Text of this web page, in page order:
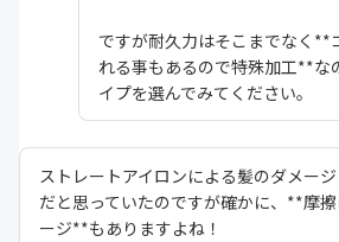
ですが耐久力はそこまでなく**
れる事もあるので特殊加工**な
イプを選んでみてください。
ストレートアイロンによる髪のダメー
だと思っていたのですが確かに、**摩
ージ**もありますよね！